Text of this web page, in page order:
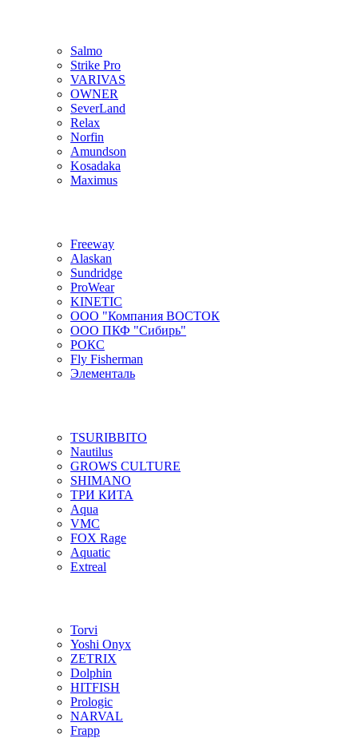
Salmo
Strike Pro
VARIVAS
OWNER
SeverLand
Relax
Norfin
Amundson
Kosadaka
Maximus
Freeway
Alaskan
Sundridge
ProWear
KINETIC
ООО "Компания ВОСТОК
ООО ПКФ "Сибирь"
РОКС
Fly Fisherman
Элементаль
TSURIBBITO
Nautilus
GROWS CULTURE
SHIMANO
ТРИ КИТА
Aqua
VMC
FOX Rage
Aquatic
Extreal
Torvi
Yoshi Onyx
ZETRIX
Dolphin
HITFISH
Prologic
NARVAL
Frapp